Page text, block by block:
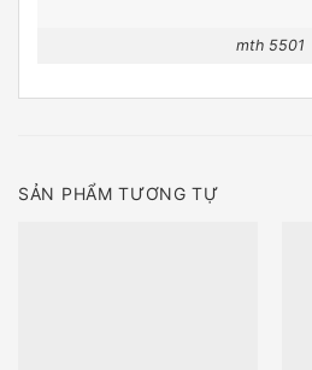
mth 5501
SẢN PHẨM TƯƠNG TỰ